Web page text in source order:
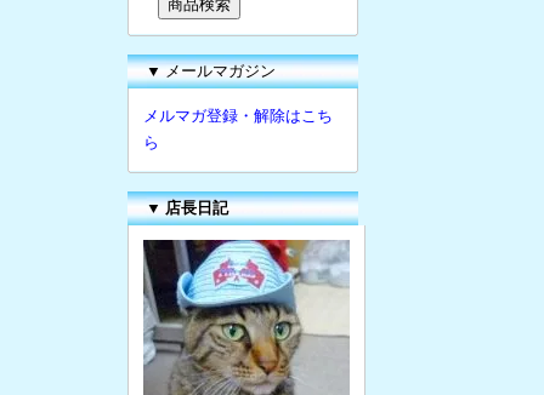
▼ メールマガジン
メルマガ登録・解除はこち
ら
▼ 店長日記